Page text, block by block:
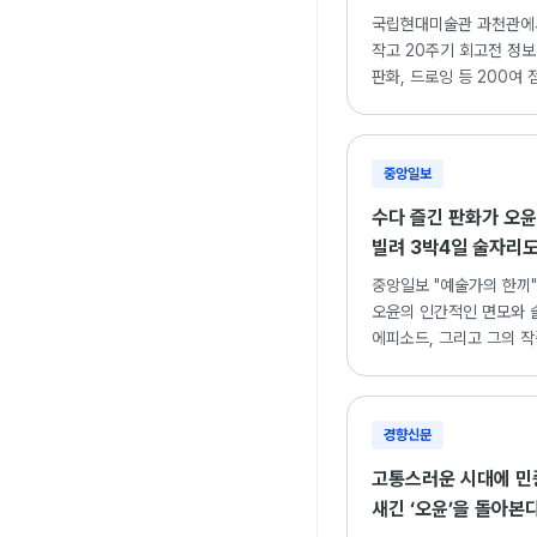
국립현대미술관 과천관
작고 20주기 회고전 정
판화, 드로잉 등 200여
중앙일보
수다 즐긴 판화가 오
빌려 3박4일 술자리
중앙일보 "예술가의 한끼
오윤의 인간적인 면모와
에피소드, 그리고 그의
경향신문
고통스러운 시대에
새긴 ‘오윤’을 돌아본